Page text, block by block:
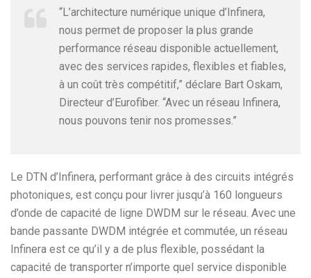
“L’architecture numérique unique d’Infinera,
nous permet de proposer la plus grande
performance réseau disponible actuellement,
avec des services rapides, flexibles et fiables,
à un coût très compétitif,” déclare Bart Oskam,
Directeur d’Eurofiber. “Avec un réseau Infinera,
nous pouvons tenir nos promesses.”
Le DTN d’Infinera, performant grâce à des circuits intégrés
photoniques, est conçu pour livrer jusqu’à 160 longueurs
d’onde de capacité de ligne DWDM sur le réseau. Avec une
bande passante DWDM intégrée et commutée, un réseau
Infinera est ce qu’il y a de plus flexible, possédant la
capacité de transporter n’importe quel service disponible